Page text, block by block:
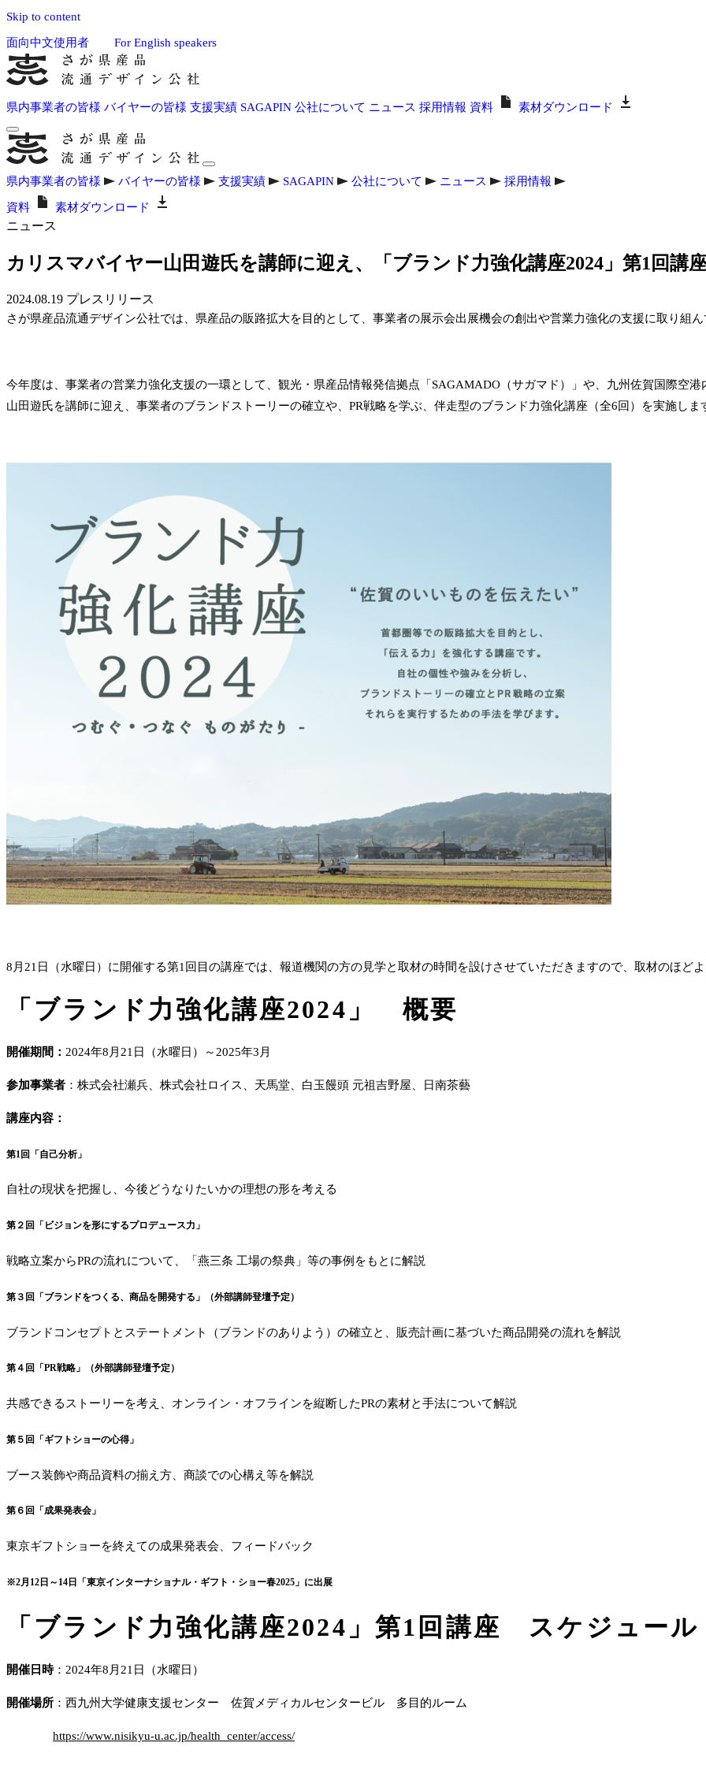
Skip to content
面向中文使用者 For English speakers
県内事業者の皆様 バイヤーの皆様 支援実績 SAGAPIN 公社について ニュース 採用情報 資料 素材ダウンロード
県内事業者の皆様 バイヤーの皆様 支援実績 SAGAPIN 公社について ニュース 採用情報
資料 素材ダウンロード
ニュース
カリスマバイヤー山田遊氏を講師に迎え、「ブランド力強化講座2024」第1回講
2024.08.19 プレスリリース
さが県産品流通デザイン公社では、県産品の販路拡大を目的として、事業者の展示会出展機会の創出や営業力強化の支援に取り組ん
今年度は、事業者の営業力強化支援の一環として、観光・県産品情報発信拠点「SAGAMADO（サガマド）」や、九州佐賀国際空
山田遊氏を講師に迎え、事業者のブランドストーリーの確立や、PR戦略を学ぶ、伴走型のブランド力強化講座（全6回）を実施しま
8月21日（水曜日）に開催する第1回目の講座では、報道機関の方の見学と取材の時間を設けさせていただきますので、取材のほどよ
「ブランド力強化講座2024」 概要
開催期間 ： 2024年8月21日（水曜日）～2025年3月
参加事業者 ：株式会社瀬兵、株式会社ロイス、天馬堂、白玉饅頭 元祖吉野屋、日南茶藝
講座内容：
第1回「自己分析」
自社の現状を把握し、今後どうなりたいかの理想の形を考える
第２回「ビジョンを形にするプロデュース力」
戦略立案からPRの流れについて、「燕三条 工場の祭典」等の事例をもとに解説
第３回「ブランドをつくる、商品を開発する」（外部講師登壇予定）
ブランドコンセプトとステートメント（ブランドのありよう）の確立と、販売計画に基づいた商品開発の流れを解説
第４回「PR戦略」（外部講師登壇予定）
共感できるストーリーを考え、オンライン・オフラインを縦断したPRの素材と手法について解説
第５回「ギフトショーの心得」
ブース装飾や商品資料の揃え方、商談での心構え等を解説
第６回「成果発表会」
東京ギフトショーを終えての成果発表会、フィードバック
※2月12日～14日「東京インターナショナル・ギフト・ショー春2025」に出展
「ブランド力強化講座2024」第1回講座 スケジュール
開催日時：2024年8月21日（水曜日）
開催場所 ：西九州大学健康支援センター 佐賀メディカルセンタービル 多目的ルーム
https://www.nisikyu-u.ac.jp/health_center/access/